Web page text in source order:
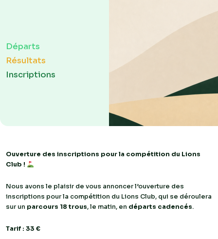
Départs
Résultats
Inscriptions
Ouverture des inscriptions pour la compétition du Lions
Club !
Nous avons le plaisir de vous annoncer l’ouverture des
inscriptions pour la compétition du Lions Club, qui se déroulera
sur un parcours 18 trous, le matin, en départs cadencés.
Tarif : 33 €